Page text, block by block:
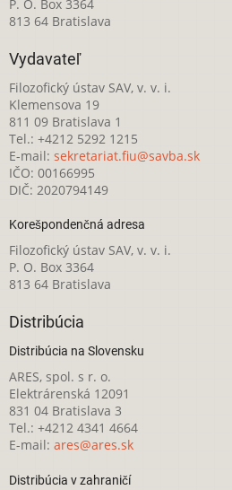
P. O. Box 3364
813 64 Bratislava
Vydavateľ
Filozofický ústav SAV, v. v. i.
Klemensova 19
811 09 Bratislava 1
Tel.: +4212 5292 1215
E-mail: sekretariat.fiu@savba.sk
IČO: 00166995
DIČ: 2020794149
Korešpondenčná adresa
Filozofický ústav SAV, v. v. i.
P. O. Box 3364
813 64 Bratislava
Distribúcia
Distribúcia na Slovensku
ARES, spol. s r. o.
Elektrárenská 12091
831 04 Bratislava 3
Tel.: +4212 4341 4664
E-mail: ares@ares.sk
Distribúcia v zahraničí